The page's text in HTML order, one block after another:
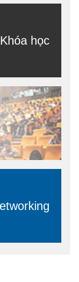
Khóa học